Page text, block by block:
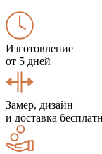
Изготовление
от 5 дней
Замер, дизайн
и доставка